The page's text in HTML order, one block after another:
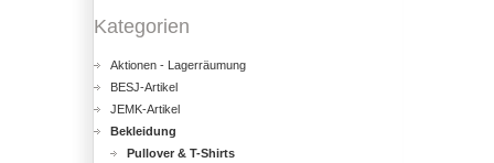
Kategorien
Aktionen - Lagerräumung
BESJ-Artikel
JEMK-Artikel
Bekleidung
Pullover & T-Shirts